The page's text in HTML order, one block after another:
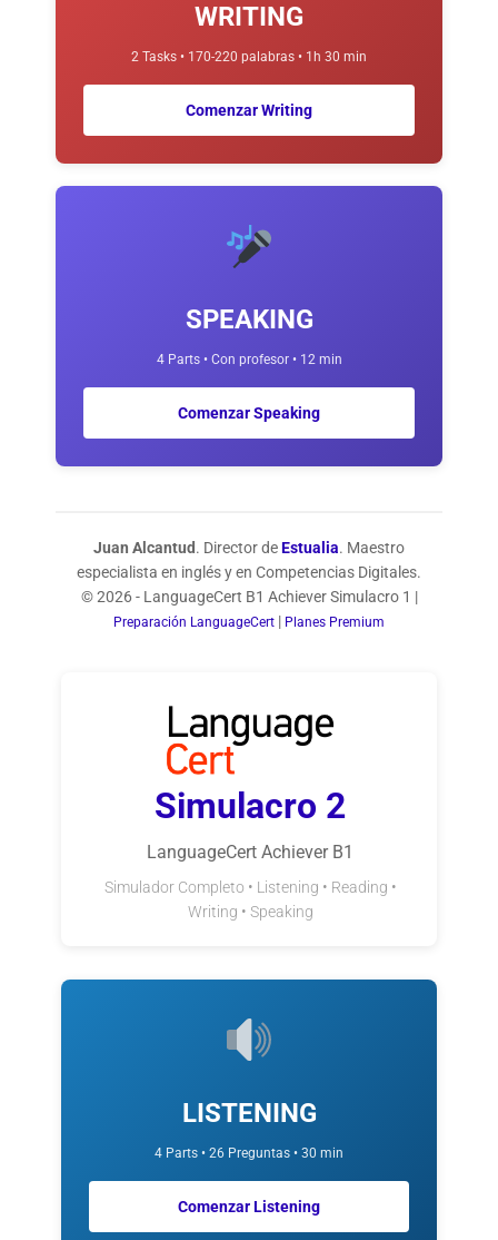
WRITING
2 Tasks • 170-220 palabras • 1h 30 min
Comenzar Writing
SPEAKING
4 Parts • Con profesor • 12 min
Comenzar Speaking
Juan Alcantud . Director deEstualia. Maestro
especialista en inglés y en Competencias Digitales.
© 2026 - LanguageCert B1 Achiever Simulacro 1 |
Preparación LanguageCert | Planes Premium
Simulacro 2
LanguageCert Achiever B1
Simulador Completo • Listening • Reading •
Writing • Speaking
LISTENING
4 Parts • 26 Preguntas • 30 min
Comenzar Listening